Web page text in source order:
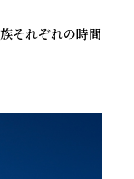
それぞれの時間